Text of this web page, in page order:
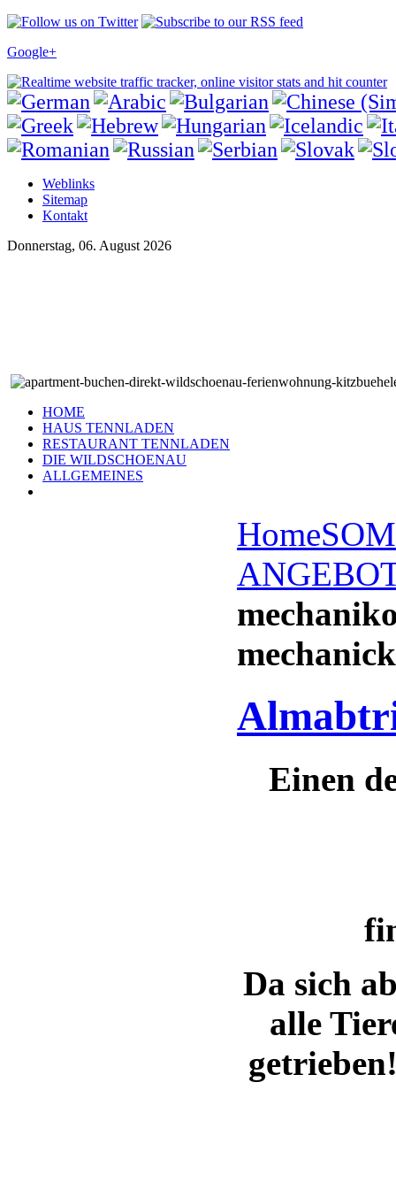
Google+
Weblinks
Sitemap
Kontakt
Donnerstag, 06. August 2026
HOME
HAUS TENNLADEN
RESTAURANT TENNLADEN
DIE WILDSCHOENAU
ALLGEMEINES
Home
Einen
Da sich
alle